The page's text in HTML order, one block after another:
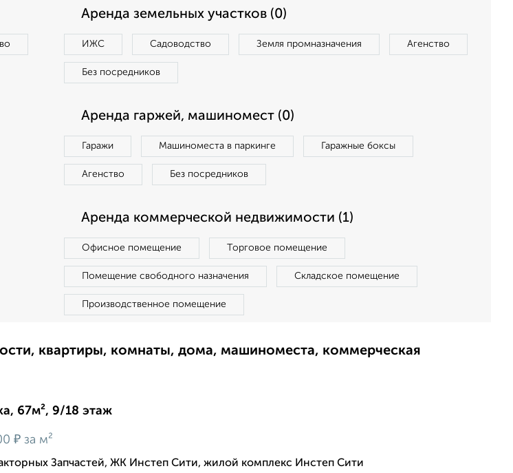
Аренда земельных участков (0)
ИЖС Садоводство Земля промназначения Агенство
Без посредников
Аренда гаржей, машиномест (0)
Гаражи Машиноместа в паркинге Гаражные боксы
Агенство Без посредников
Аренда коммерческой недвижимости (1)
Офисное помещение Торговое помещение
Помещение свободного назначения Складское помещение
Производственное помещение
квартиры, комнаты, дома, машиноместа, коммерческая
67м², 9/18 этаж
₽ за м²
Запчастей, ЖК Инстеп Сити, жилой комплекс Инстеп Сити